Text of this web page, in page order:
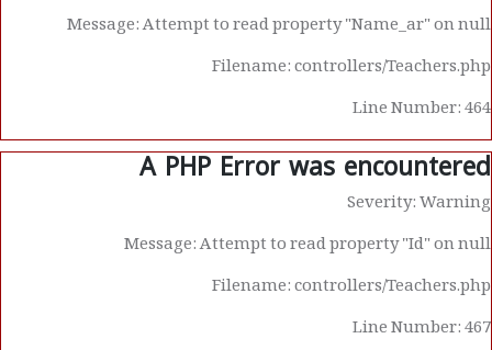
Message: Attempt to read property "Name_ar" on null
Filename: controllers/Teachers.php
Line Number: 464
A PHP Error was encountered
Severity: Warning
Message: Attempt to read property "Id" on null
Filename: controllers/Teachers.php
Line Number: 467